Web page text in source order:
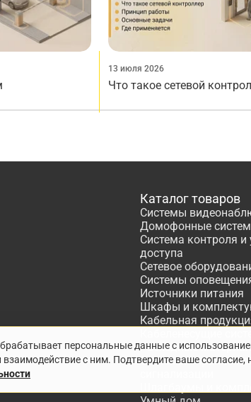
13 июля 2026
Что такое сетевой
Каталог товаров
Системы
Домофонные
Система контроля и
доступа
Сетевое
Системы
Источники питания
Шкафы и
Кабельная
Расходные
Системы охранно-
персональные данные с
с ним. Подтвердите ваше согласие,